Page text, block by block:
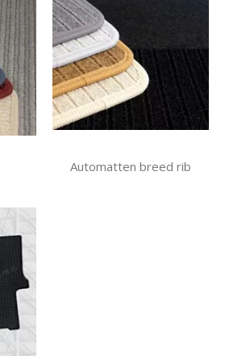
Automatten breed rib